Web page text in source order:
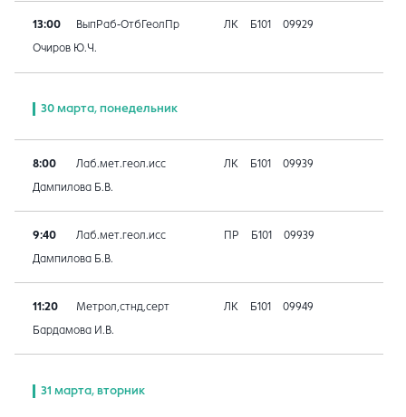
13:00 ВыпРаб-ОтбГеолПр ЛК Б101 09929
Очиров Ю.Ч.
30 марта, понедельник
8:00 Лаб.мет.геол.исс ЛК Б101 09939
Дампилова Б.В.
9:40 Лаб.мет.геол.исс ПР Б101 09939
Дампилова Б.В.
11:20 Метрол,стнд,серт ЛК Б101 09949
Бардамова И.В.
31 марта, вторник